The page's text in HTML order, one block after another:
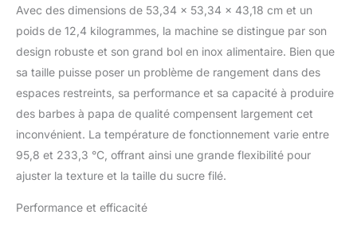
voltmètre et d'un bouton
de réglage de la
changeant de tension,
vous pouvez simplement
ajuster la température de
95,8 à 233,3 °C. Si vous
voulez essayer différents
sucres aromatisés, vous
en aurez absolument
besoin. Facilité
Avec des dimensions de 53,34 x 53,34 x 43,18 cm et un
poids de 12,4 kilogrammes, la machine se distingue par son
design robuste et son grand bol en inox alimentaire. Bien que
sa taille puisse poser un problème de rangement dans des
espaces restreints, sa performance et sa capacité à produire
des barbes à papa de qualité compensent largement cet
inconvénient. La température de fonctionnement varie entre
95,8 et 233,3 °C, offrant ainsi une grande flexibilité pour
ajuster la texture et la taille du sucre filé.
Performance et efficacité